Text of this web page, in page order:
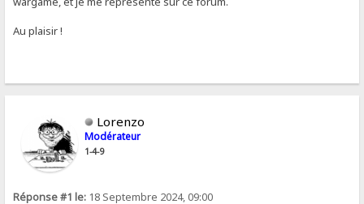
Au plaisir !
Lorenzo
Modérateur
1-4-9
Réponse #1 le: 18 Septembre 2024, 09:00